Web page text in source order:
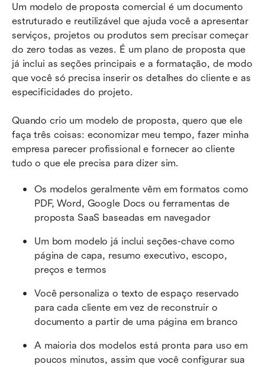
Um modelo de proposta comercial é um documento
estruturado e reutilizável que ajuda você a apresentar
serviços, projetos ou produtos sem precisar começar
do zero todas as vezes. É um plano de proposta que
já inclui as seções principais e a formatação, de modo
que você só precisa inserir os detalhes do cliente e as
especificidades do projeto.
Quando crio um modelo de proposta, quero que ele
faça três coisas: economizar meu tempo, fazer minha
empresa parecer profissional e fornecer ao cliente
tudo o que ele precisa para dizer sim.
Os modelos geralmente vêm em formatos como
PDF, Word, Google Docs ou ferramentas de
proposta SaaS baseadas em navegador
Um bom modelo já inclui seções-chave como
página de capa, resumo executivo, escopo,
preços e termos
Você personaliza o texto de espaço reservado
para cada cliente em vez de reconstruir o
documento a partir de uma página em branco
A maioria dos modelos está pronta para uso em
poucos minutos, assim que você configurar sua